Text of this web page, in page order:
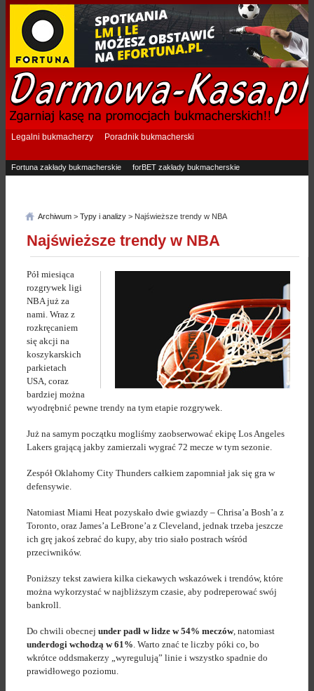
Legalni bukmacherzy Poradnik bukmacherski
Fortuna zakłady bukmacherskie
forBET zakłady bukmacherskie
Archiwum > Typy i analizy > Najświeższe trendy w NBA
Najświeższe trendy w NBA
Pół miesiąca
rozgrywek ligi
NBA już za
nami. Wraz z
rozkręcaniem
się akcji na
koszykarskich
parkietach
USA, coraz
bardziej można
wyodrębnić pewne trendy na tym etapie rozgrywek.
Już na samym początku mogliśmy zaobserwować ekipę Los Angeles
Lakers grającą jakby zamierzali wygrać 72 mecze w tym sezonie.
Zespół Oklahomy City Thunders całkiem zapomniał jak się gra w
defensywie.
Natomiast Miami Heat pozyskało dwie gwiazdy – Chrisa’a Bosh’a z
Toronto, oraz James’a LeBrone’a z Cleveland, jednak trzeba jeszcze
ich grę jakoś zebrać do kupy, aby trio siało postrach wśród
przeciwników.
Poniższy tekst zawiera kilka ciekawych wskazówek i trendów, które
można wykorzystać w najbliższym czasie, aby podreperować swój
bankroll.
Do chwili obecnej under padł w lidze w 54% meczów, natomiast
underdogi wchodzą w 61%. Warto znać te liczby póki co, bo
wkrótce oddsmakerzy „wyregulują” linie i wszystko spadnie do
prawidłowego poziomu.